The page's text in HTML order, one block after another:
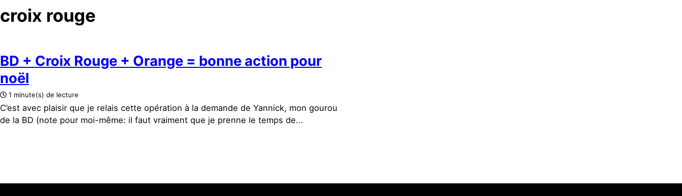
croix rouge
BD + Croix Rouge + Orange = bonne action pour
noël
1 minute(s) de lecture
C’est avec plaisir que je relais cette opération à la demande de Yannick, mon gourou
de la BD (note pour moi-même: il faut vraiment que je prenne le temps de...